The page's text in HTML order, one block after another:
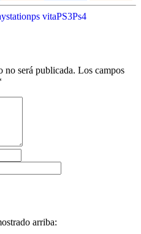
ps vitaPS3Ps4
no será publicada. Los campos
arriba: